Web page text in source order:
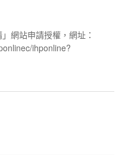
網站申請授權，網址：
ihponline?